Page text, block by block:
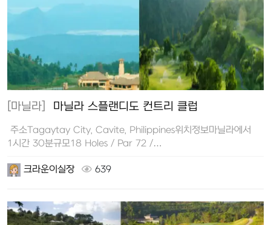
[마닐라] 마닐라 스플랜디도 컨트리 클럽
주소Tagaytay City, Cavite, Philippines위치정보마닐라에서
1시간 30분규모18 Holes / Par 72 /…
크라운이실장 639